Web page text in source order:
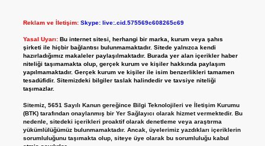
Reklam ve İletişim: Skype: live:.cid.575569c608265c69
Yasal Uyarı: Bu internet sitesi, herhangi bir marka, kurum veya şahıs
şirketi ile hiçbir bağlantısı bulunmamaktadır. Sitede yalnızca kendi
hazırladığımız makaleler paylaşılmaktadır. Burada yer alan içerikler haber
niteliği taşımamakta olup, gerçek kurum ve kişiler hakkında paylaşım
yapılmamaktadır. Gerçek kurum ve kişiler ile isim benzerlikleri tamamen
tesadüfidir. Sitemizdeki bilgiler taslak halindedir ve tavsiye niteliği
taşımazlar.
Sitemiz, 5651 Sayılı Kanun gereğince Bilgi Teknolojileri ve İletişim Kurumu
(BTK) tarafından onaylanmış bir Yer Sağlayıcı olarak hizmet vermektedir. Bu
nedenle, sitedeki içerikleri proaktif olarak denetleme veya araştırma
yükümlülüğümüz bulunmamaktadır. Ancak, üyelerimiz yazdıkları içeriklerin
sorumluluğunu taşımakta olup, siteye üye olarak bu sorumluluğu kabul